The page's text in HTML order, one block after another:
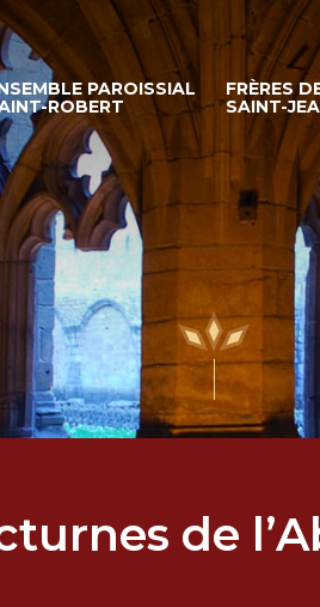
PAROISSIAL
ROBERT
FRÈRES
SAINT-
de